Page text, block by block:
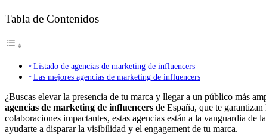
Tabla de Contenidos
Listado de agencias de marketing de influencers
Las mejores agencias de marketing de influencers
¿Buscas elevar la presencia de tu marca y llegar a un público más
agencias de marketing de influencers de España, que te
colaboraciones impactantes, estas agencias están a la vanguardia
ayudarte a disparar la visibilidad y el engagement de tu marca.